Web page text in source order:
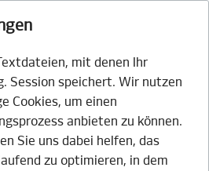
mit denen Ihr
Session speichert. Wir nutzen
Cookies, um einen
anbieten zu können.
Sie uns dabei helfen, das
zu optimieren, in dem